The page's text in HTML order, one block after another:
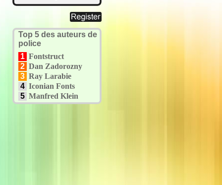
Top 5 des auteurs de
police
1 Fontstruct
2 Dan Zadorozny
3 Ray Larabie
4 Iconian Fonts
5 Manfred Klein